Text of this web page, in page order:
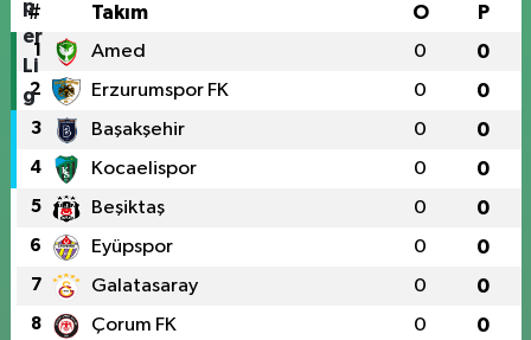
# Takım O P
1 Amed 0 0
2 Erzurumspor FK 0 0
3 Başakşehir 0 0
4 Kocaelispor 0 0
5 Beşiktaş 0 0
6 Eyüpspor 0 0
7 Galatasaray 0 0
8 Çorum FK 0 0